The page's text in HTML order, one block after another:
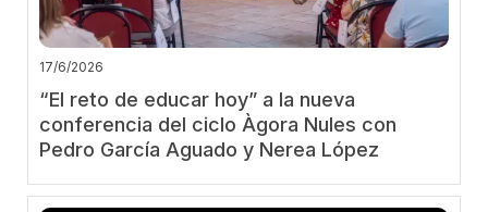
17/6/2026
“El reto de educar hoy” a la nueva
conferencia del ciclo Àgora Nules con
Pedro García Aguado y Nerea López